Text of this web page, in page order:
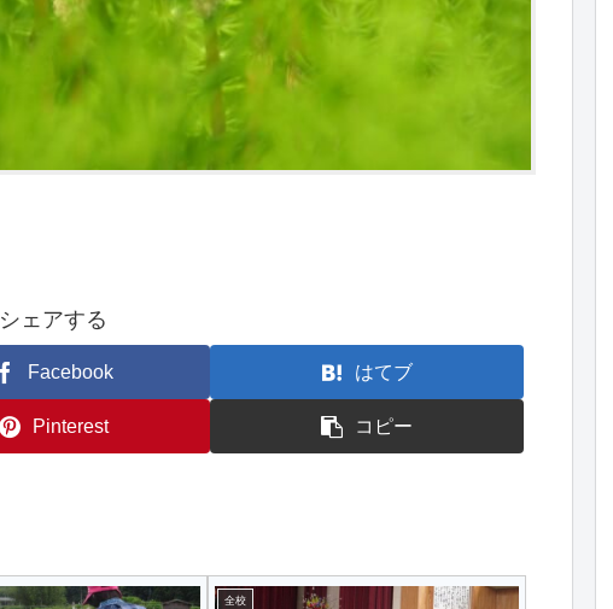
シェアする
Facebook はてブ
Pinterest コピー
全校